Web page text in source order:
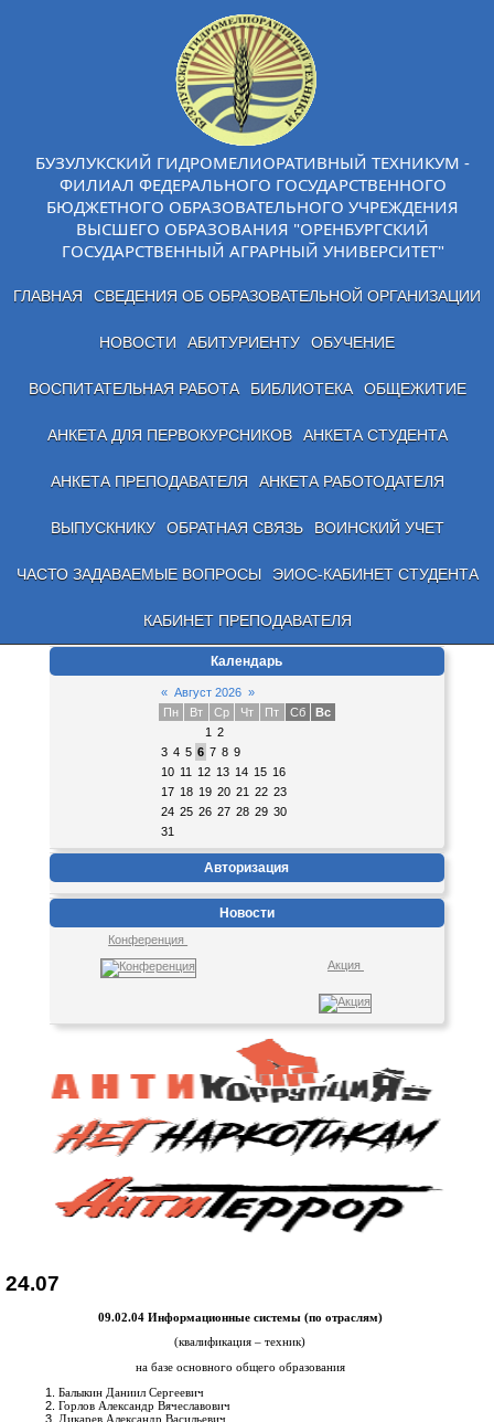
БУЗУЛУКСКИЙ ГИДРОМЕЛИОРАТИВНЫЙ ТЕХНИКУМ -
ФИЛИАЛ ФЕДЕРАЛЬНОГО ГОСУДАРСТВЕННОГО
БЮДЖЕТНОГО ОБРАЗОВАТЕЛЬНОГО УЧРЕЖДЕНИЯ
ВЫСШЕГО ОБРАЗОВАНИЯ "ОРЕНБУРГСКИЙ
ГОСУДАРСТВЕННЫЙ АГРАРНЫЙ УНИВЕРСИТЕТ"
ГЛАВНАЯ СВЕДЕНИЯ ОБ ОБРАЗОВАТЕЛЬНОЙ ОРГАНИЗАЦИИ
НОВОСТИ АБИТУРИЕНТУ ОБУЧЕНИЕ
ВОСПИТАТЕЛЬНАЯ РАБОТА БИБЛИОТЕКА ОБЩЕЖИТИЕ
АНКЕТА ДЛЯ ПЕРВОКУРСНИКОВ АНКЕТА СТУДЕНТА
АНКЕТА ПРЕПОДАВАТЕЛЯ АНКЕТА РАБОТОДАТЕЛЯ
ВЫПУСКНИКУ ОБРАТНАЯ СВЯЗЬ ВОИНСКИЙ УЧЕТ
ЧАСТО ЗАДАВАЕМЫЕ ВОПРОСЫ ЭИОС-КАБИНЕТ СТУДЕНТА
КАБИНЕТ ПРЕПОДАВАТЕЛЯ
Календарь
« Август 2026 »
Пн
Вт Ср Чт Пт Сб
Вс
1 2
3 4 5 6 7 8 9
10 11 12 13 14 15 16
17 18 19 20 21 22 23
24 25 26 27 28 29 30
31
Авторизация
Новости
Конференция
Акция
24.07
09.02.04 Информационные системы (по отраслям)
(квалификация – техник)
на базе основного общего образования
Балыкин Даниил Сергеевич
Горлов Александр Вячеславович
Дикарев Александр Васильевич